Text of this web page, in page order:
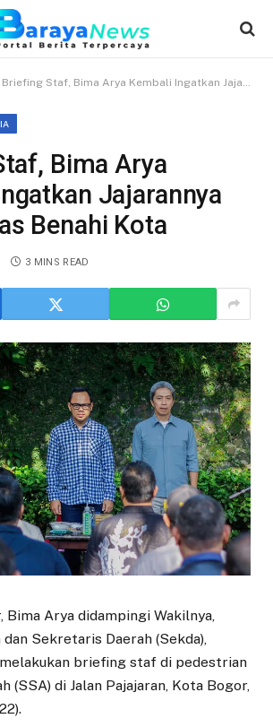
Briefing Staf, Bima Arya Kembali Ingatkan Jajarannya Kerja Keras Benahi Kota
Bima Arya
Jajarannya
Benahi Kota
3 MINS READ
Bima Arya didampingi Wakilnya,
dan Sekretaris Daerah (Sekda),
briefing staf di pedestrian
(SSA) di Jalan Pajajaran, Kota Bogor,